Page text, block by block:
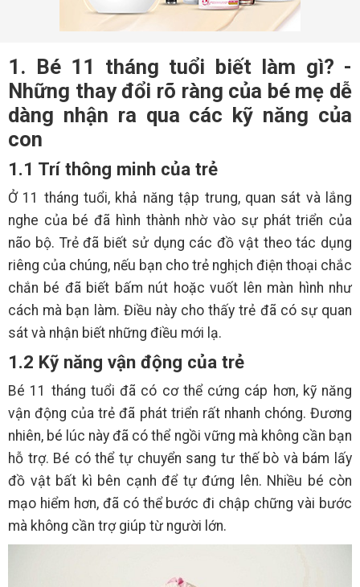
1. Bé 11 tháng tuổi biết làm gì? -
Những thay đổi rõ ràng của bé mẹ dễ
dàng nhận ra qua các kỹ năng của
con
1.1 Trí thông minh của trẻ
Ở 11 tháng tuổi, khả năng tập trung, quan sát và lắng
nghe của bé đã hình thành nhờ vào sự phát triển của
não bộ. Trẻ đã biết sử dụng các đồ vật theo tác dụng
riêng của chúng, nếu bạn cho trẻ nghịch điện thoại chắc
chắn bé đã biết bấm nút hoặc vuốt lên màn hình như
cách mà bạn làm. Điều này cho thấy trẻ đã có sự quan
sát và nhận biết những điều mới lạ.
1.2 Kỹ năng vận động của trẻ
Bé 11 tháng tuổi đã có cơ thể cứng cáp hơn, kỹ năng
vận động của trẻ đã phát triển rất nhanh chóng. Đương
nhiên, bé lúc này đã có thể ngồi vững mà không cần bạn
hỗ trợ. Bé có thể tự chuyển sang tư thế bò và bám lấy
đồ vật bất kì bên cạnh để tự đứng lên. Nhiều bé còn
mạo hiểm hơn, đã có thể bước đi chập chững vài bước
mà không cần trợ giúp từ người lớn.